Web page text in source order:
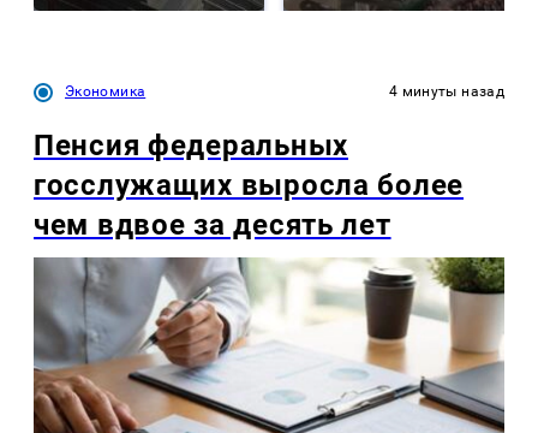
Экономика 4 минуты назад
Пенсия федеральных
госслужащих выросла более
чем вдвое за десять лет